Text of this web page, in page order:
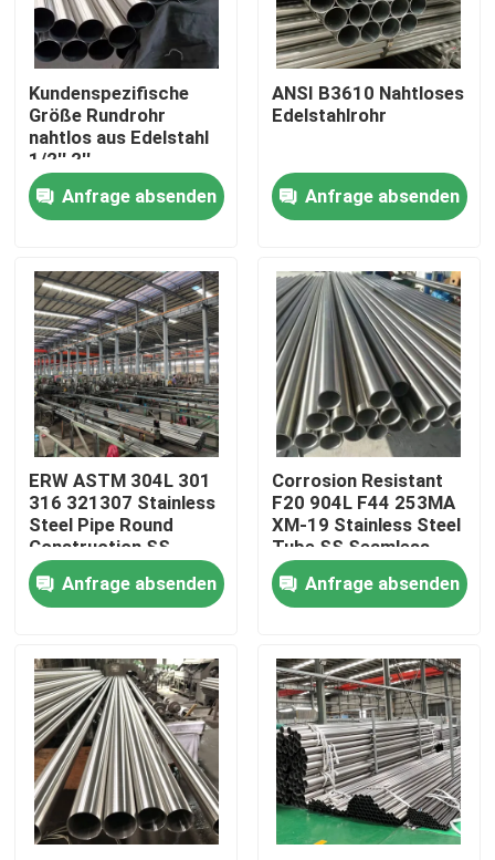
Haus
Produkte
Videos
Über uns
Fabrik-Ausflug
Qualitätskontrolle
Nachrichten
Fälle
nahtloses Rohr SS
Kundenspezifische
Größe Rundrohr
nahtlos aus Edelstahl
1/2'' 2''
Anfrage absenden
ANSI B3610 Nahtloses
Edelstahlrohr
Anfrage absenden
ERW ASTM 304L 301
316 321307 Stainless
Steel Pipe Round
Construction SS
Seamless Pipe
Brushed Stainless
Steel Tube
Anfrage absenden
Corrosion Resistant
F20 904L F44 253MA
XM-19 Stainless Steel
Tube SS Seamless
Pipe BA Bright
Annealed
Anfrage absenden